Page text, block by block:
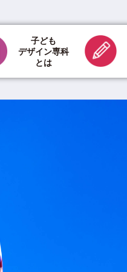
子ども
デザイン専科
とは
チラシ制作費 印